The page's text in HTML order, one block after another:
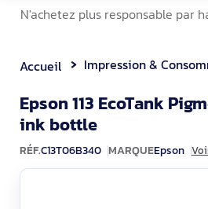
Accueil Impression &
Epson 113 EcoTank
ink bottleC13T06B340
RÉF.C13T06B340 MARQUEEpson